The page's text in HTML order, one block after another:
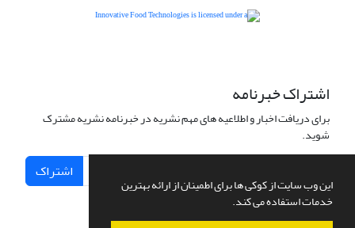
این وب سایت از کوکی ها برای اطمینان از ارائه بهترین
خدمات استفاده می کند.
اشتراک خبرنامه
برای دریافت اخبار و اطلاعیه های مهم نشریه در خبرنامه نشریه مشترک
شوید.
اشتراک